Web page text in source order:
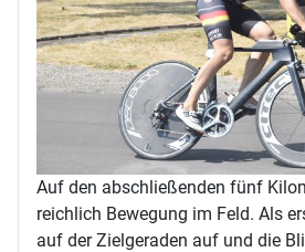
Auf den abschließenden fünf
reichlich Bewegung im Feld. Als
auf der Zielgeraden auf und die